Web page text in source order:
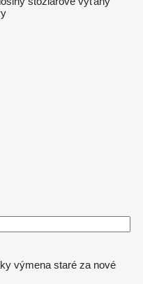
výmena staré za nové